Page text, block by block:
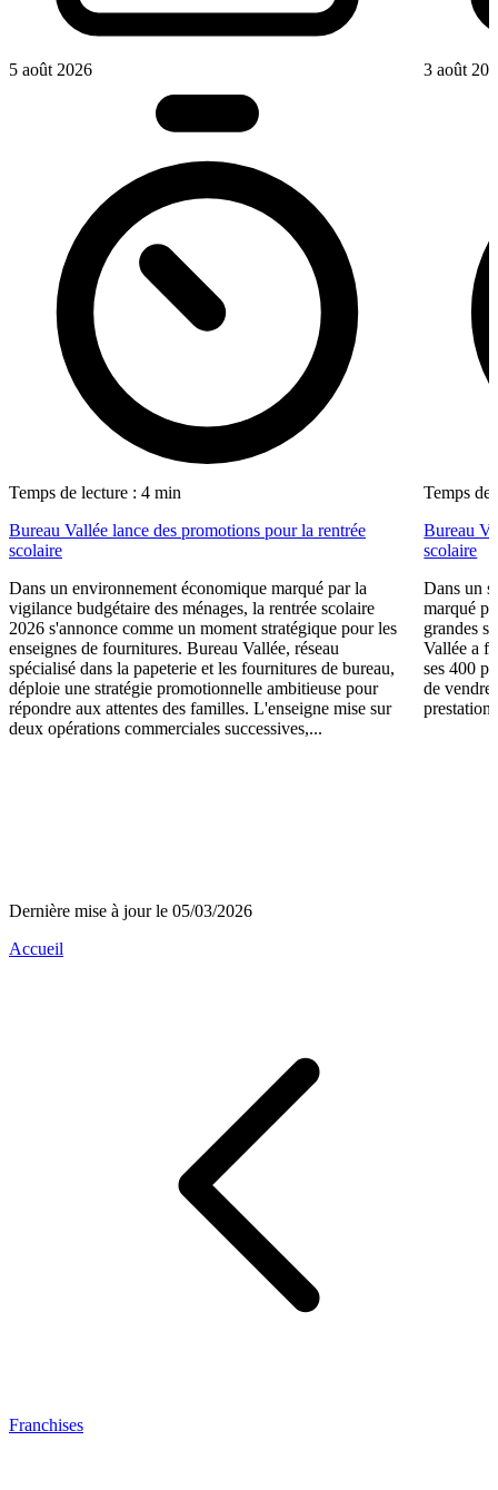
5 août 2026
Temps de lecture : 4 min
Bureau Vallée lance des promotions pour la rentrée
scolaire
Dans un environnement économique marqué par la
vigilance budgétaire des ménages, la rentrée scolaire
2026 s'annonce comme un moment stratégique pour les
enseignes de fournitures. Bureau Vallée, réseau
spécialisé dans la papeterie et les fournitures de bureau,
déploie une stratégie promotionnelle ambitieuse pour
répondre aux attentes des familles. L'enseigne mise sur
deux opérations commerciales successives,...
3 août
Temps de
Bureau
scolaire
Dans un
marqué
grandes
Vallée a
ses 400
de vendre
Dernière mise à jour le 05/03/2026
Accueil
Franchises